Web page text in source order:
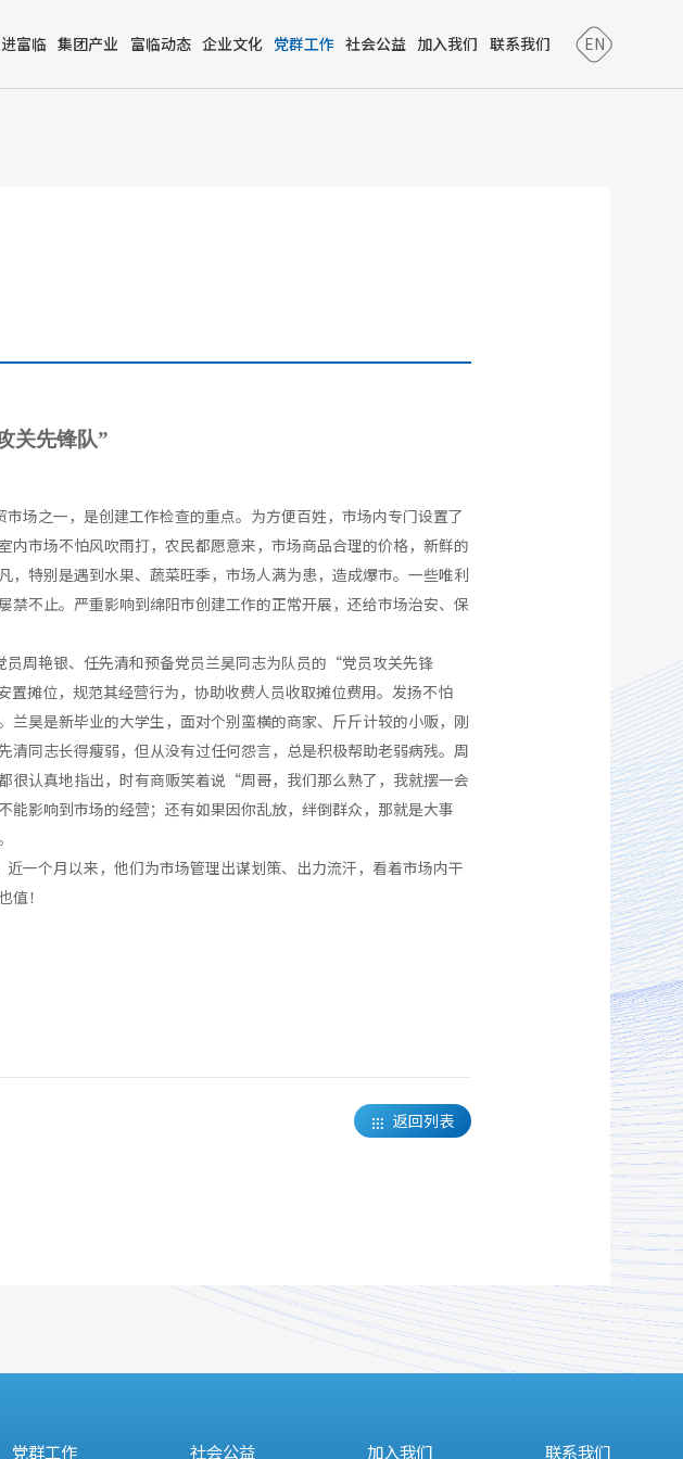
富临 集团产业 富临动态 企业文化 党群工作 社会公益 加入我们 联系我们 EN
关先锋队”
场之一，是创建工作检查的重点。为方便百姓，市场内专门设置了
市场不怕风吹雨打，农民都愿意来，市场商品合理的价格，新鲜的
特别是遇到水果、蔬菜旺季，市场人满为患，造成爆市。一些唯利
不止。严重影响到绵阳市创建工作的正常开展，还给市场治安、保
周艳银、任先清和预备党员兰昊同志为队员的“党员攻关先锋
摊位，规范其经营行为，协助收费人员收取摊位费用。发扬不怕
昊是新毕业的大学生，面对个别蛮横的商家、斤斤计较的小贩，刚
同志长得瘦弱，但从没有过任何怨言，总是积极帮助老弱病残。周
很认真地指出，时有商贩笑着说“周哥，我们那么熟了，我就摆一会
影响到市场的经营；还有如果因你乱放，绊倒群众，那就是大事
一个月以来，他们为市场管理出谋划策、出力流汗，看着市场内干
！
 返回列表
党群工作 社会公益 加入我们 联系我们